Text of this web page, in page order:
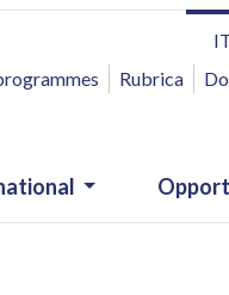
Rubrica